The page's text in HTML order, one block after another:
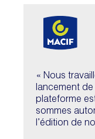
« Nous
lancement
plateforme
sommes
l’édition de